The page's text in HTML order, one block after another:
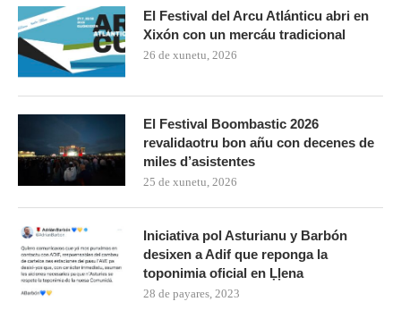
El Festival del Arcu Atlánticu abri en
Xixón con un mercáu tradicional
26 de xunetu, 2026
El Festival Boombastic 2026
revalidaotru bon añu con decenes de
miles d’asistentes
25 de xunetu, 2026
Iniciativa pol Asturianu y Barbón
desixen a Adif que reponga la
toponimia oficial en Ḷḷena
28 de payares, 2023